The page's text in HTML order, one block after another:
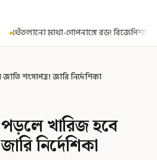
রড! বিজেপিশাসিত অসমে নাবালিকার নৃশংস
শংসাপত্র! জারি নির্দেশিকা
খারিজ হবে
নির্দেশিকা